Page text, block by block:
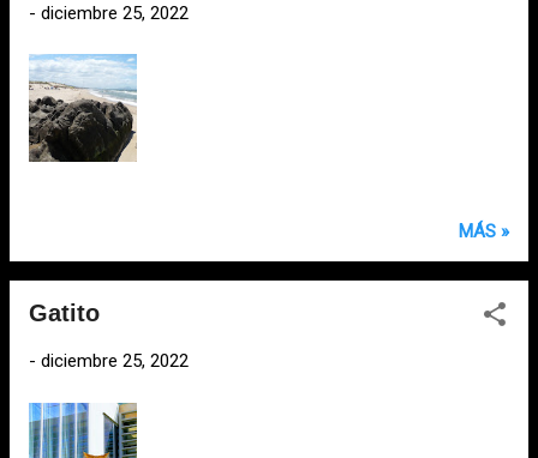
- diciembre 25, 2022
MÁS »
Gatito
- diciembre 25, 2022